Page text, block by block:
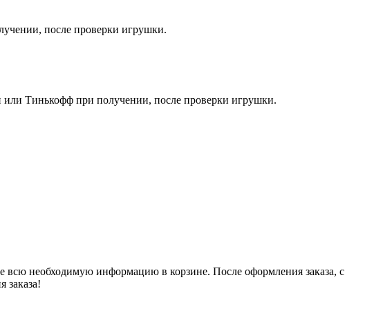
после проверки игрушки.
или Тинькофф при получении, после проверки игрушки.
всю необходимую информацию в корзине. После оформления заказа, с
заказа!